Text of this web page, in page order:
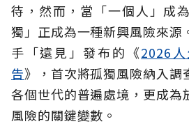
待，然而，當「一個人」成
獨」正成為一種新興風險來源
手「遠見」發布的《2026
告》，首次將孤獨風險納入調
各個世代的普遍處境，更成為
風險的關鍵變數。